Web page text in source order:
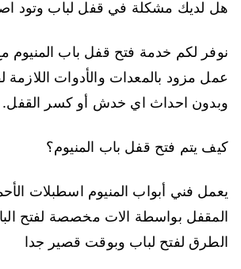
هل لديك مشكلة في قفل لباب وتود
نوفر لكم خدمة فتح قفل باب
عمل مزود بالمعدات والأدوات اللازمة
وبدون احداث اي خدش أو كسر القفل.
كيف يتم فتح قفل باب المنيوم؟
يعمل فني أبواب المنيوم اسطبلات
المقفل بواسطة الات مخصصة لفتح
الطرق لفتح لباب وبوقت قصير جدا